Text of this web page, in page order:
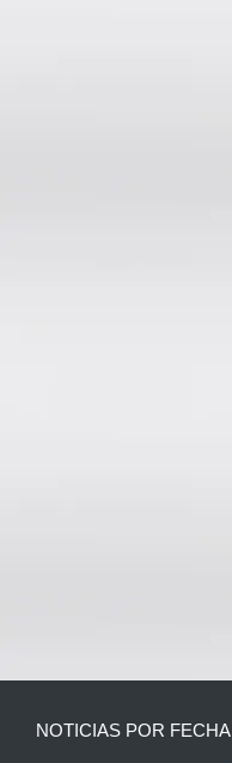
NOTICIAS POR FECHA